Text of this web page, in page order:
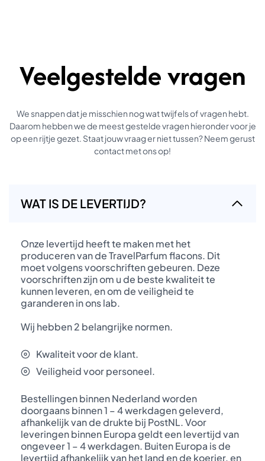
Veelgestelde vragen
We snappen dat je misschien nog wat twijfels of vragen hebt.
Daarom hebben we de meest gestelde vragen hieronder voor je
op een rijtje gezet. Staat jouw vraag er niet tussen? Neem gerust
contact met ons op!
WAT IS DE LEVERTIJD?
Onze levertijd heeft te maken met het
produceren van de TravelParfum flacons. Dit
moet volgens voorschriften gebeuren. Deze
voorschriften zijn om u de beste kwaliteit te
kunnen leveren, en om de veiligheid te
garanderen in ons lab.
Wij hebben 2 belangrijke normen.
Kwaliteit voor de klant.
Veiligheid voor personeel.
Bestellingen binnen Nederland worden
doorgaans binnen 1 – 4 werkdagen geleverd,
afhankelijk van de drukte bij PostNL. Voor
leveringen binnen Europa geldt een levertijd van
ongeveer 1 – 4 werkdagen. Buiten Europa is de
levertijd afhankelijk van het land en de koerier, en